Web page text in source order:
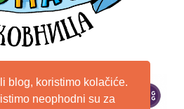
blog, koristimo kolačiće.
neophodni su za